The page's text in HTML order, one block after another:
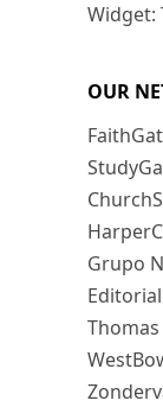
Widget:
OUR
Grupo